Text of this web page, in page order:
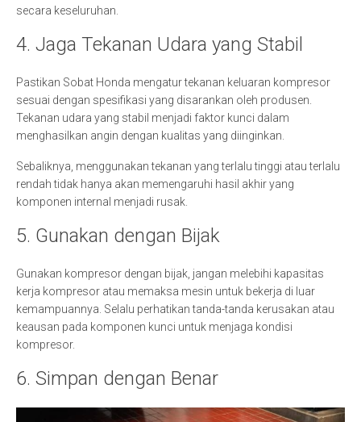
secara keseluruhan.
4. Jaga Tekanan Udara yang Stabil
Pastikan Sobat Honda mengatur tekanan keluaran kompresor
sesuai dengan spesifikasi yang disarankan oleh produsen.
Tekanan udara yang stabil menjadi faktor kunci dalam
menghasilkan angin dengan kualitas yang diinginkan.
Sebaliknya, menggunakan tekanan yang terlalu tinggi atau terlalu
rendah tidak hanya akan memengaruhi hasil akhir yang
komponen internal menjadi rusak.
5. Gunakan dengan Bijak
Gunakan kompresor dengan bijak, jangan melebihi kapasitas
kerja kompresor atau memaksa mesin untuk bekerja di luar
kemampuannya. Selalu perhatikan tanda-tanda kerusakan atau
keausan pada komponen kunci untuk menjaga kondisi
kompresor.
6. Simpan dengan Benar